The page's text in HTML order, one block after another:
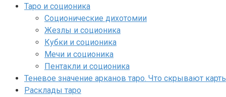
Таро и соционика
Соционические дихотомии
Жезлы и соционика
Кубки и соционика
Мечи и соционика
Пентакли и соционика
Теневое значение арканов таро. Что скрывают
Расклады таро